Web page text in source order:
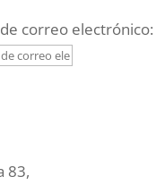
correo electrónico:
83,